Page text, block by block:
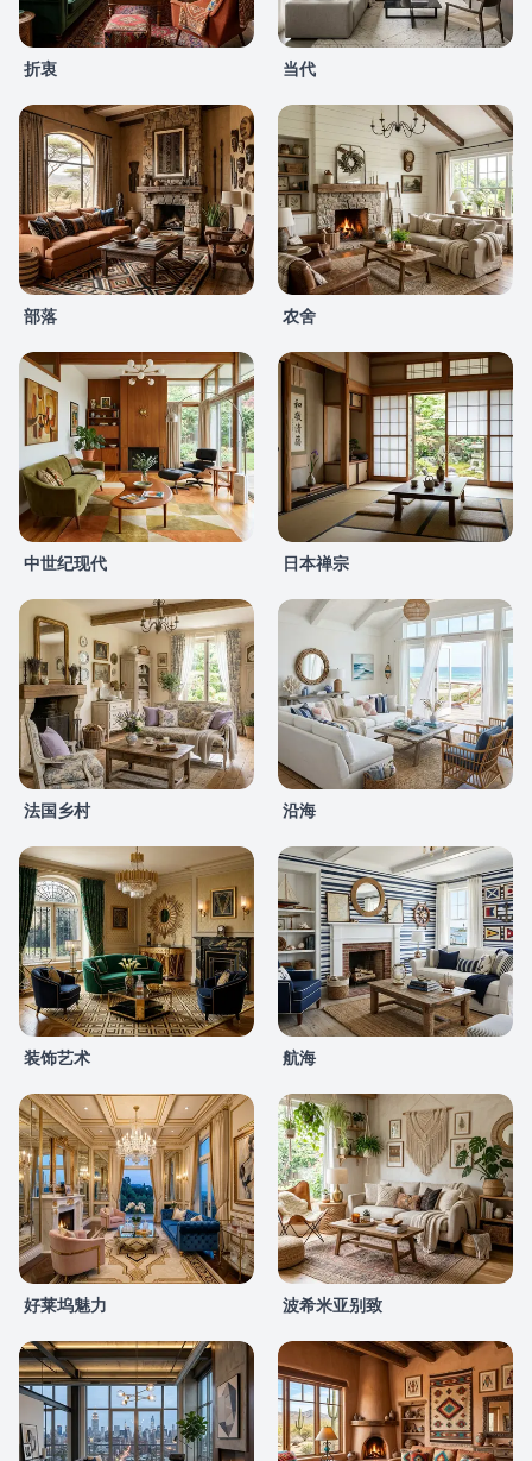
折衷 当代
部落 农舍
中世纪现代 日本禅宗
法国乡村 沿海
装饰艺术 航海
好莱坞魅力 波希米亚别致